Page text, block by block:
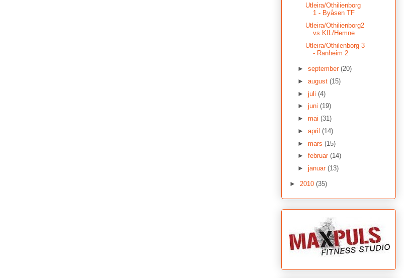
Utleira/Othilienborg
1 - Byåsen TF
Utleira/Othilienborg2
vs KIL/Hemne
Utleira/Othilenborg 3
- Ranheim 2
► september (20)
► august (15)
► juli (4)
► juni (19)
► mai (31)
► april (14)
► mars (15)
► februar (14)
► januar (13)
► 2010 (35)